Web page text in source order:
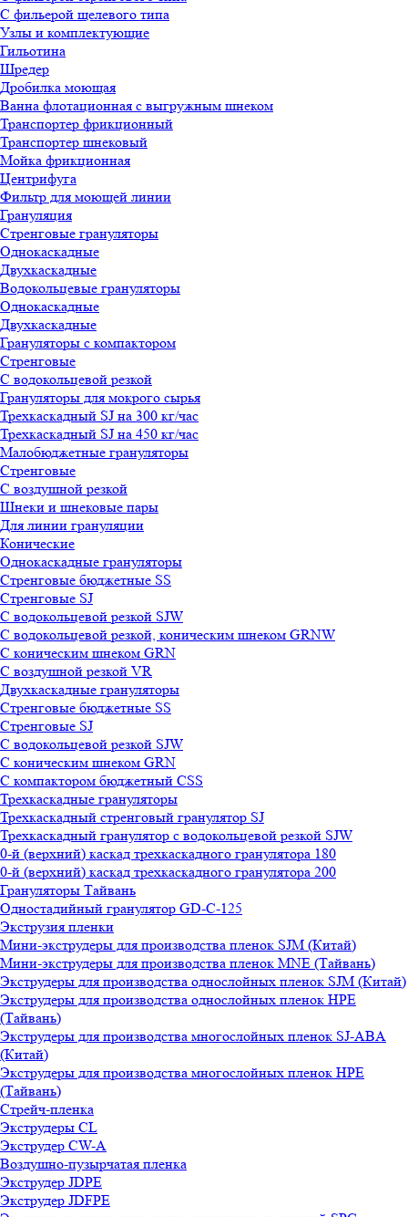
С фильерой щелевого типа
Узлы и комплектующие
Гильотина
Шредер
Дробилка моющая
Ванна флотационная с выгружным шнеком
Транспортер фрикционный
Транспортер шнековый
Мойка фрикционная
Центрифуга
Фильтр для моющей линии
Грануляция
Стренговые грануляторы
Однокаскадные
Двухкаскадные
Водокольцевые грануляторы
Однокаскадные
Двухкаскадные
Грануляторы с компактором
Стренговые
С водокольцевой резкой
Грануляторы для мокрого сырья
Трехкаскадный SJ на 300 кг/час
Трехкаскадный SJ на 450 кг/час
Малобюджетные грануляторы
Стренговые
С воздушной резкой
Шнеки и шнековые пары
Для линии грануляции
Конические
Однокаскадные грануляторы
Стренговые бюджетные SS
Стренговые SJ
С водокольцевой резкой SJW
С водокольцевой резкой, коническим шнеком GRNW
С коническим шнеком GRN
С воздушной резкой VR
Двухкаскадные грануляторы
Стренговые бюджетные SS
Стренговые SJ
С водокольцевой резкой SJW
С коническим шнеком GRN
С компактором бюджетный CSS
Трехкаскадные грануляторы
Трехкаскадный стренговый гранулятор SJ
Трехкаскадный гранулятор с водокольцевой резкой SJW
0-й (верхний) каскад трехкаскадного гранулятора 180
0-й (верхний) каскад трехкаскадного гранулятора 200
Грануляторы Тайвань
Одностадийный гранулятор GD-C-125
Экструзия пленки
Мини-экструдеры для производства пленок SJM (Китай)
Мини-экструдеры для производства пленок MNE (Тайвань)
Экструдеры для производства однослойных пленок SJM (Китай)
Экструдеры для производства однослойных пленок HPE
(Тайвань)
Экструдеры для производства многослойных пленок SJ-ABA
(Китай)
Экструдеры для производства многослойных пленок HPE
(Тайвань)
Стрейч-пленка
Экструдеры CL
Экструдер CW-A
Воздушно-пузырчатая пленка
Экструдер JDPE
Экструдер JDFPE